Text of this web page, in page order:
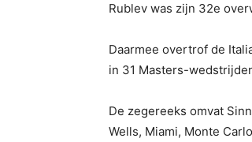
Rublev was zijn 32e
Daarmee overtrof de
in 31 Masters-
De zegereeks omvat
Wells, Miami, Monte